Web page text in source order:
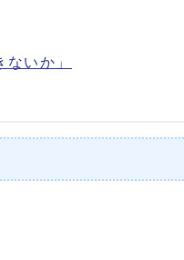
いか」